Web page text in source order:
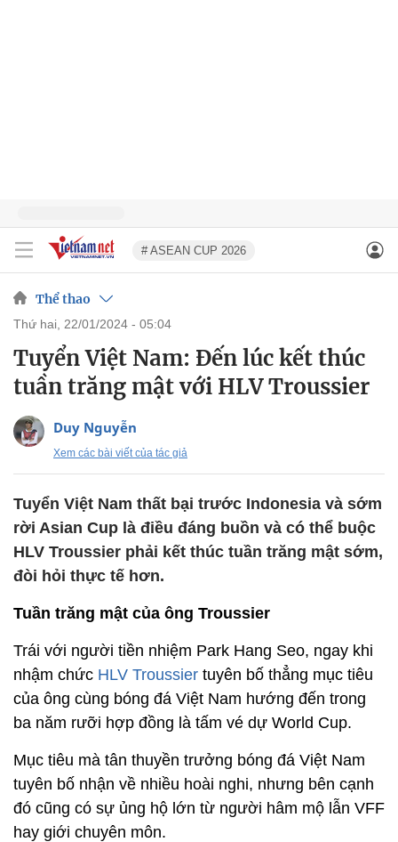
# ASEAN CUP 2026
Thể thao
thứ hai, 22/01/2024 - 05:04
Tuyển Việt Nam: Đến lúc kết thúc
tuần trăng mật với HLV Troussier
Duy Nguyễn
Xem các bài viết của tác giả
Tuyển Việt Nam thất bại trước Indonesia và sớm
rời Asian Cup là điều đáng buồn và có thể buộc
HLV Troussier phải kết thúc tuần trăng mật sớm,
đòi hỏi thực tế hơn.
Tuần trăng mật của ông Troussier
Trái với người tiền nhiệm Park Hang Seo, ngay khi
nhậm chức HLV Troussier tuyên bố thẳng mục tiêu
của ông cùng bóng đá Việt Nam hướng đến trong
ba năm rưỡi hợp đồng là tấm vé dự World Cup.
Mục tiêu mà tân thuyền trưởng bóng đá Việt Nam
tuyên bố nhận về nhiều hoài nghi, nhưng bên cạnh
đó cũng có sự ủng hộ lớn từ người hâm mộ lẫn VFF
hay giới chuyên môn.